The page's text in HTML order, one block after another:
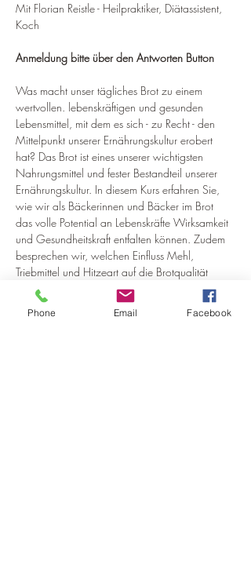
Mit Florian Reistle - Heilpraktiker, Diätassistent,
Koch
Anmeldung bitte über den Antworten Button
Was macht unser tägliches Brot zu einem
wertvollen. lebenskräftigen und gesunden
Lebensmittel, mit dem es sich - zu Recht - den
Mittelpunkt unserer Ernährungskultur erobert
hat? Das Brot ist eines unserer wichtigsten
Nahrungsmittel und fester Bestandteil unserer
Ernährungskultur. In diesem Kurs erfahren Sie,
wie wir als Bäckerinnen und Bäcker im Brot
das volle Potential an Lebenskräfte Wirksamkeit
und Gesundheitskraft entfalten können. Zudem
besprechen wir, welchen Einfluss Mehl,
Triebmittel und Hitzeart auf die Brotqualität
haben, wie Sie es selbst bei überschaubarem
Aufwand herstellen können und woran Sie
qualitativ hochwertiges Brot erkennen können.
Phone Email Facebook